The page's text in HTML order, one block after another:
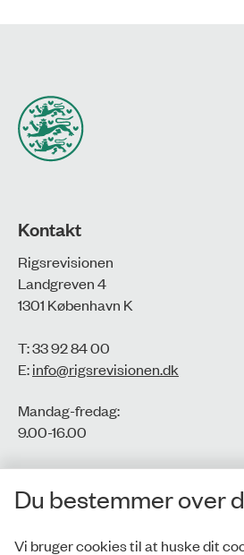
Kontakt
Rigsrevisionen
Landgreven 4
1301 København K
T: 33 92 84 00
E:info@rigsrevisionen.dk
Mandag-fredag:
9.00-16.00​
CVR-nr.: 77806113
EAN-nr.: 5798000016002
Du bestemmer over
Vi bruger cookies til at huske dit